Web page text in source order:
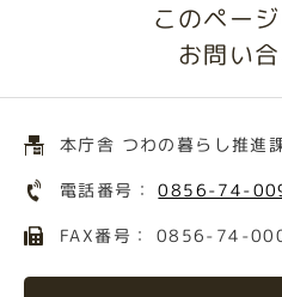
このペー
お問い
本庁舎 つわの暮らし推進
電話番号：0856-74-
FAX番号： 0856-74-